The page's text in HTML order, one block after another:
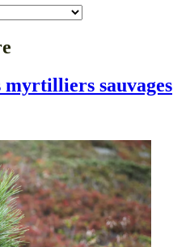
sauvages